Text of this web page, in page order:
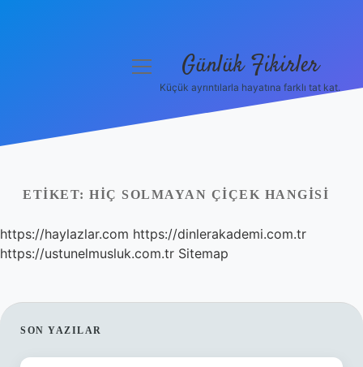
Yasal Uyarı
Hakkımızda
menüyü Günlük Fikirler
Küçük ayrıntılarla hayatına farklı tat kat.
ETIKET: HIÇ SOLMAYAN ÇIÇEK HANGISI
https://haylazlar.com https://dinlerakademi.com.tr
https://ustunelmusluk.com.tr Sitemap
SIDEBAR
SON YAZILAR